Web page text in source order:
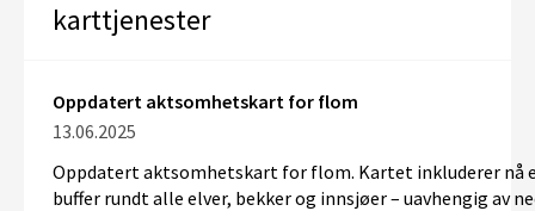
karttjenester
Oppdatert aktsomhetskart for flom
13.06.2025
Oppdatertaktsomhetskart for flom. Kartet inkluderer nå
buffer rundt alle elver, bekker og innsjøer – uavhengig av